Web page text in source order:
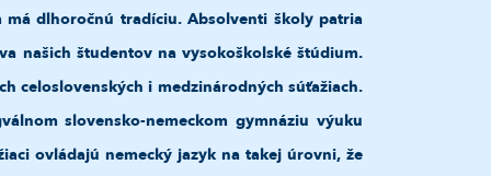
má dlhoročnú tradíciu. Absolventi školy patria
našich študentov na vysokoškolské štúdium.
celoslovenských i medzinárodných súťažiach.
slovensko-nemeckom gymnáziu výuku
ovládajú nemecký jazyk na takej úrovni, že